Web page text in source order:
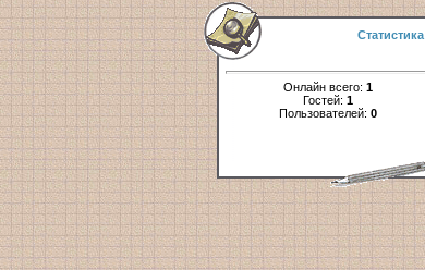
Статистика
Онлайн всего: 1
Гостей: 1
Пользователей: 0